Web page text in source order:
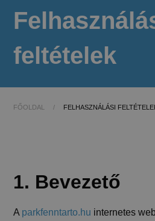
feltételek
FŐOLDAL / FELHASZNÁLÁSI
1. Bevezető
A parkfenntarto.hu internetes